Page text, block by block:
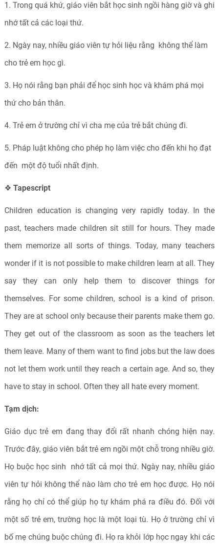
1. Trong quá khứ, giáo viên bắt học sinh ngồi hàng giờ và ghi
nhớ tất cả các loại thứ.
2. Ngày nay, nhiều giáo viên tự hỏi liệu rằng không thể làm
cho trẻ em học gì.
3. Họ nói rằng bạn phải để học sinh học và khám phá mọi
thứ cho bản thân.
4. Trẻ em ở trường chỉ vì cha mẹ của trẻ bắt chúng đi.
5. Pháp luật không cho phép họ làm việc cho đến khi họ đạt
đến một độ tuổi nhất định.
❖ Tapescript
Children education is changing very rapidly today. In the
past, teachers made children sit still for hours. They made
them memorize all sorts of things. Today, many teachers
wonder if it is not possible to make children learn at all. They
say they can only help them to discover things for
themselves. For some children, school is a kind of prison.
They are at school only because their parents make them go.
They get out of the classroom as soon as the teachers let
them leave. Many of them want to find jobs but the law does
not let them work until they reach a certain age. And so, they
have to stay in school. Often they all hate every moment.
Tạm dịch:
Giáo dục trẻ em đang thay đổi rất nhanh chóng hiện nay.
Trước đây, giáo viên bắt trẻ em ngồi một chỗ trong nhiều giờ.
Họ buộc học sinh nhớ tất cả mọi thứ. Ngày nay, nhiều giáo
viên tự hỏi không thể nào làm cho trẻ em học được. Họ nói
rằng họ chỉ có thể giúp họ tự khám phá ra điều đó. Đối với
một số trẻ em, trường học là một loại tù. Họ ở trường chỉ vì
bố mẹ chúng buộc chúng đi. Họ ra khỏi lớp học ngay khi các